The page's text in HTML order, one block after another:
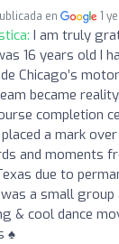
en 1
I am truly
16 years old I
Chicago’s
became
completion
a mark
and moments
due to
a small group
& cool dance
♠️